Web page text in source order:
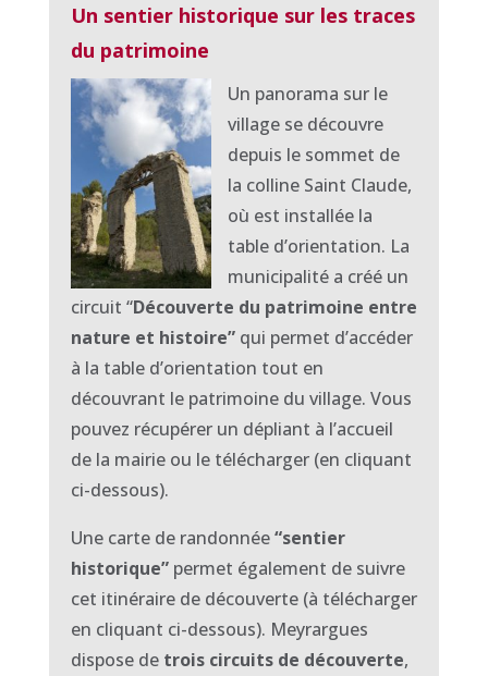
Un sentier historique sur les traces
du patrimoine
Un panorama sur le
village se découvre
depuis le sommet de
la colline Saint Claude,
où est installée la
table d’orientation. La
municipalité a créé un
circuit “Découverte du patrimoine entre
nature et histoire”qui permet d’accéder
à la table d’orientation tout en
découvrant le patrimoine du village. Vous
pouvez récupérer un dépliant à l’accueil
de la mairie ou le télécharger (en cliquant
ci-dessous).
Une carte de randonnée“sentier
historique”permet également de suivre
cet itinéraire de découverte (à télécharger
en cliquant ci-dessous). Meyrargues
dispose detrois circuits de découverte,